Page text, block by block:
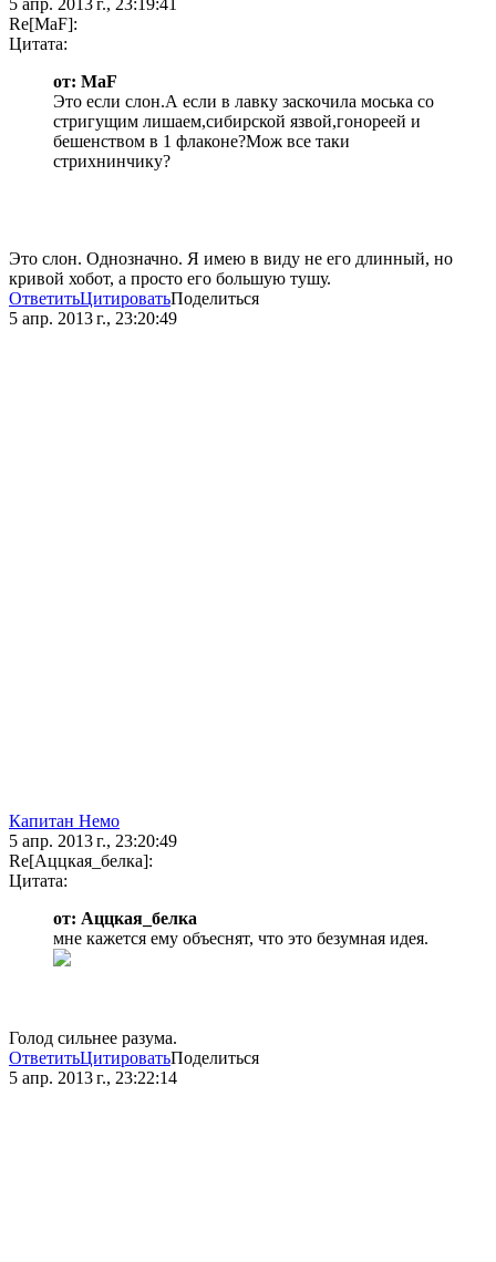
5 апр. 2013 г., 23:19:41
Re[MaF]:
Цитата:
от: MaF
Это если слон.А если в лавку заскочила моська со
стригущим лишаем,сибирской язвой,гонореей и
бешенством в 1 флаконе?Мож все таки
стрихнинчику?
Это слон. Однозначно. Я имею в виду не его длинный, но
кривой хобот, а просто его большую тушу.
ОтветитьЦитироватьПоделиться
5 апр. 2013 г., 23:20:49
Капитан Немо
5 апр. 2013 г., 23:20:49
Re[Аццкая_белка]:
Цитата:
от: Аццкая_белка
мне кажется ему объеснят, что это безумная идея.
Голод сильнее разума.
ОтветитьЦитироватьПоделиться
5 апр. 2013 г., 23:22:14